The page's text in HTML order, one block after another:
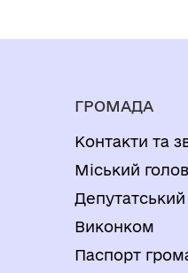
Віктору
с.
Лісна,
ГРОМАДА
Контакти та
Міський
Виконком
Паспорт